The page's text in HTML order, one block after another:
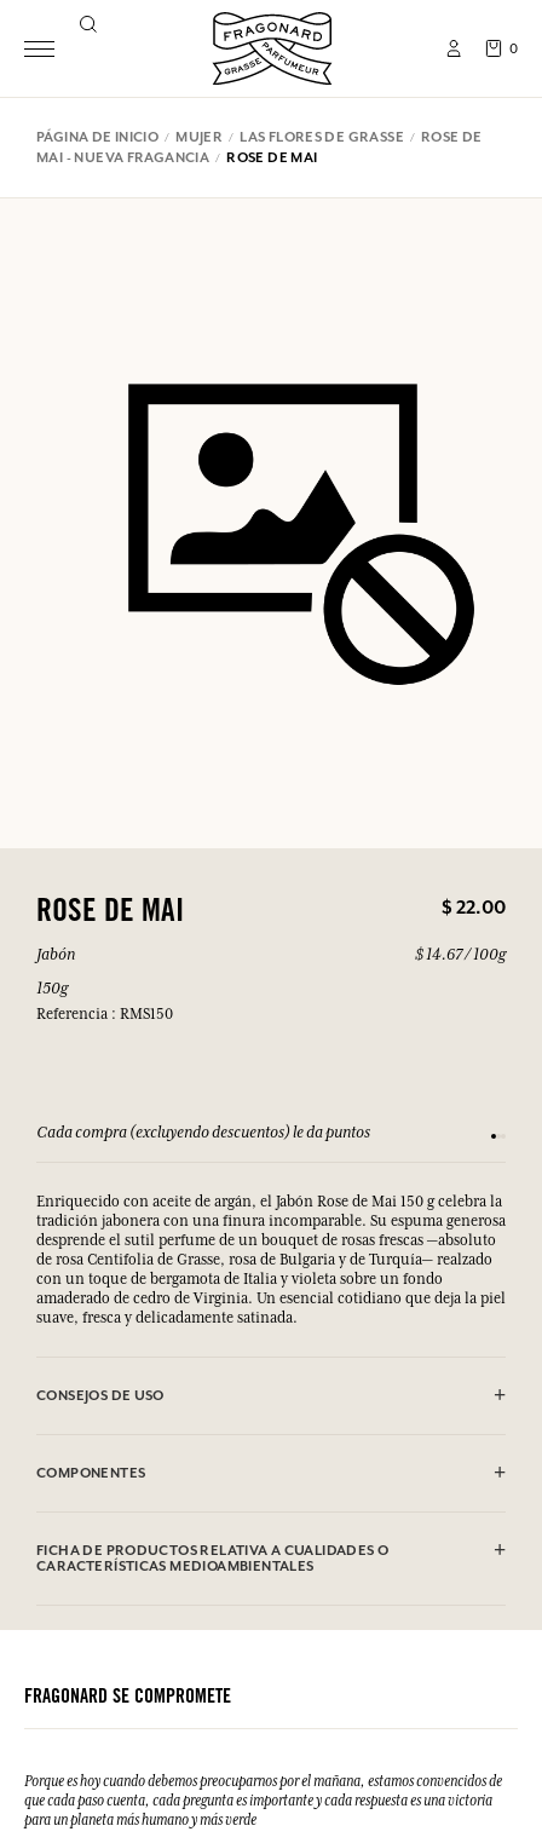
0
PÁGINA DE INICIO MUJER LAS FLORES DE GRASSE
ROSE DE
MAI - NUEVA FRAGANCIA
ROSE DE MAI
ROSE DE MAI $ 22.00
Jabón
150g
Referencia : RMS150
$ 14.67 / 100g
Cada compra (excluyendo descuentos) le da puntos
Enriquecido con aceite de argán, el Jabón Rose de Mai 150 g celebra la
tradición jabonera con una finura incomparable. Su espuma generosa
desprende el sutil perfume de un bouquet de rosas frescas —absoluto
de rosa Centifolia de Grasse, rosa de Bulgaria y de Turquía— realzado
con un toque de bergamota de Italia y violeta sobre un fondo
amaderado de cedro de Virginia. Un esencial cotidiano que deja la piel
suave, fresca y delicadamente satinada.
CONSEJOS DE USO
COMPONENTES
(Fragrance), Glycerin, Palm Kernel Acid, Sodium Chloride, Argania
Spinosa Kernel Oil, Tetrasodium Etidronate, Tetramethyl
del producto comprado.
FICHA DE PRODUCTOS RELATIVA A CUALIDADES O
CARACTERÍSTICAS MEDIOAMBIENTALES
Por favor, consulte las cualidades o características medioambientales
FRAGONARD SE COMPROMETE
Porque es hoy cuando debemos preocuparnos por el mañana, estamos convencidos de
que cada paso cuenta, cada pregunta es importante y cada respuesta es una victoria
para un planeta más humano y más verde